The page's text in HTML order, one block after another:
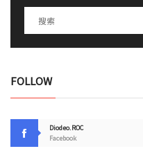
FOLLOW
Diodeo.ROC
Facebook